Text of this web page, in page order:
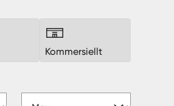
Kommersiellt